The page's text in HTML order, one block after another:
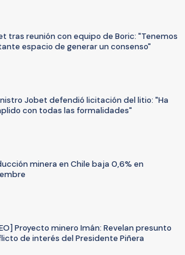
tras reunión con equipo de Boric: "Tenemos
espacio de generar un consenso"
Jobet defendió licitación del litio: "Ha
con todas las formalidades"
minera en Chile baja 0,6% en
Proyecto minero Imán: Revelan presunto
de interés del Presidente Piñera